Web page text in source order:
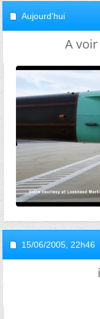
Aujourd'hui
A
15/06/2005, 22h46